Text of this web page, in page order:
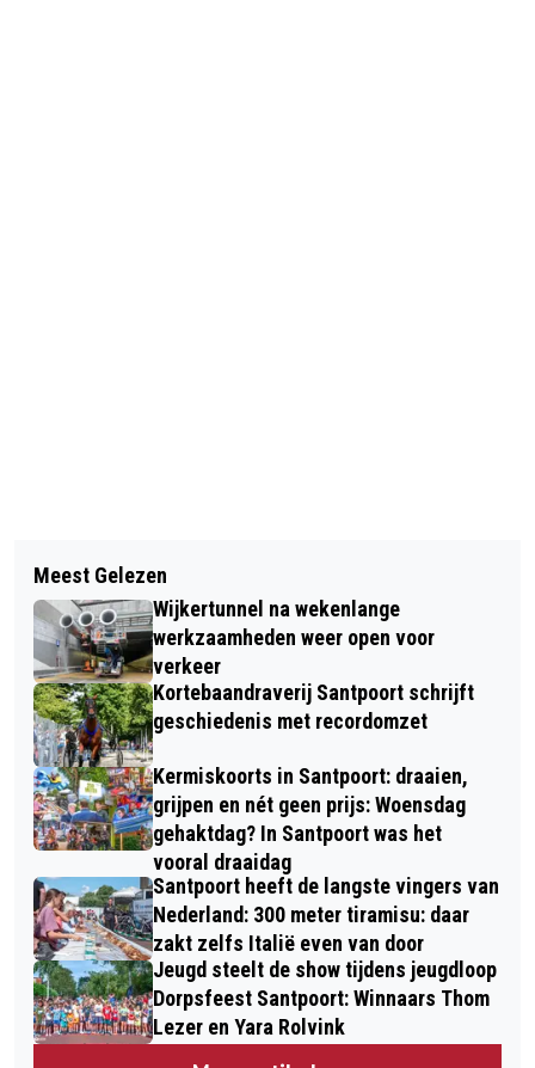
JULIANABRUG IJMUIDEN EEN ‘BRUG
TE VER’ VOOR DRANKRIJDER
LOEPZUIVERE HATTRICK HAMDAOUI
(TELSTAR) TEGEN FC OSS
Meest Gelezen
Wijkertunnel na wekenlange
werkzaamheden weer open voor
verkeer
Kortebaandraverij Santpoort schrijft
geschiedenis met recordomzet
Kermiskoorts in Santpoort: draaien,
grijpen en nét geen prijs: Woensdag
gehaktdag? In Santpoort was het
vooral draaidag
Santpoort heeft de langste vingers van
Nederland: 300 meter tiramisu: daar
zakt zelfs Italië even van door
Jeugd steelt de show tijdens jeugdloop
Dorpsfeest Santpoort: Winnaars Thom
Lezer en Yara Rolvink